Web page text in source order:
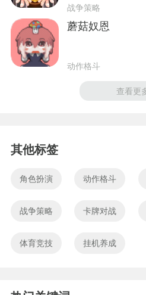
战争策略
蘑菇奴恩
动作格斗
查看更
其他标签
角色扮演 动作格斗
战争策略 卡牌对战
体育竞技 挂机养成